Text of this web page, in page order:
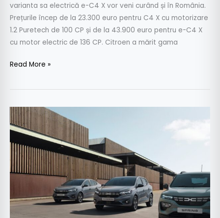
varianta sa electrică e-C4 X vor veni curând și în România.
Prețurile încep de la 23.300 euro pentru C4 X cu motorizare
1.2 Puretech de 100 CP și de la 43.900 euro pentru e-C4 X
cu motor electric de 136 CP. Citroen a mărit gama
Read More »
Dacia
ține
control
scăderea
vânzărilor
Renault